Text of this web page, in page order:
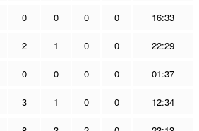
0 0 0 0 16:33
2 1 0 0 22:29
0 0 0 0 01:37
3 1 0 0 12:34